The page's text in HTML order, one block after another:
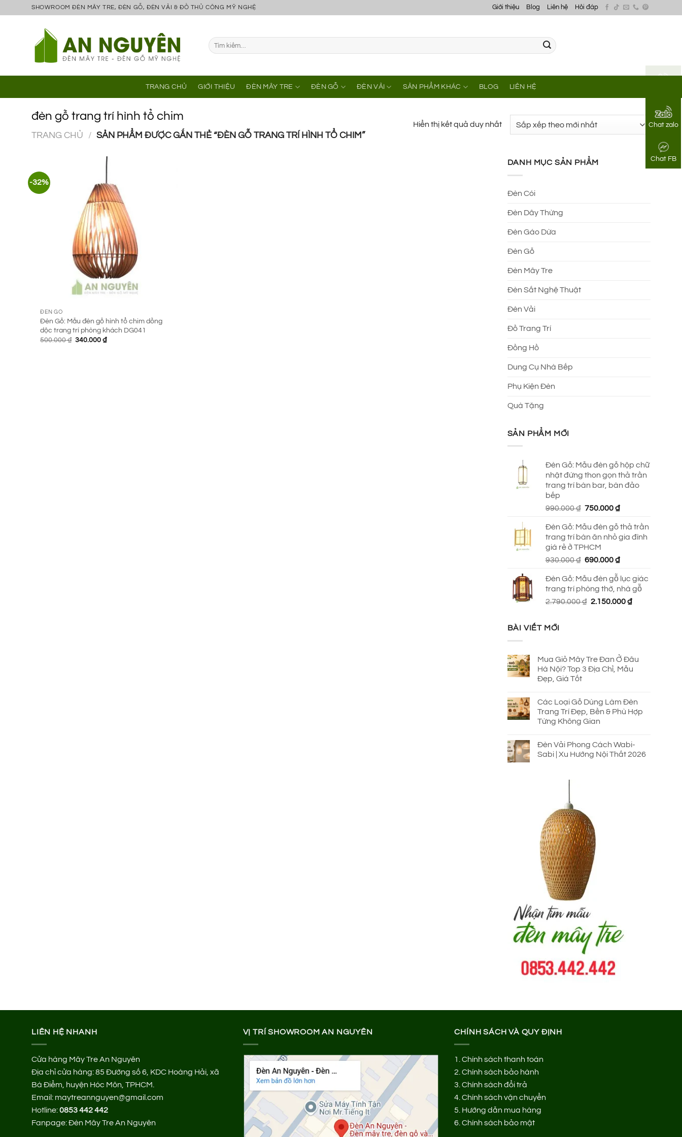
Chat zalo
Chat FB
SHOWROOM ĐÈN MÂY TRE, ĐÈN GỖ, ĐÈN VẢI & ĐỒ THỦ CÔNG MỸ NGHỆ Giới thiệu Blog Liên hệ Hỏi đáp
Tìm
kiếm:
TRANG CHỦ GIỚI THIỆU ĐÈN MÂY TRE ĐÈN GỖ ĐÈN VẢI SẢN PHẨM KHÁC BLOG LIÊN HỆ
đèn gỗ trang trí hình tổ chim
TRANG CHỦ / SẢN PHẨM ĐƯỢC GẮN THẺ “ĐÈN GỖ TRANG TRÍ HÌNH TỔ CHIM”
Hiển thị kết quả duy nhất
-32%
ĐÈN GỖ
Đèn Gỗ: Mẫu đèn gỗ hình tổ chim dồng
dộc trang trí phòng khách DG041
500.000₫ Giá
340.000₫Giá
DANH MỤC SẢN PHẨM
Đèn Cói
Đèn Dây Thừng
Đèn Gáo Dừa
Đèn Gỗ
Đèn Mây Tre
Đèn Sắt Nghệ Thuật
Đèn Vải
Đồ Trang Trí
Đồng Hồ
Dung Cụ Nhà Bếp
Phụ Kiện Đèn
Quà Tặng
SẢN PHẨM MỚI
Đèn Gỗ: Mẫu đèn gỗ hộp chữ
nhật đứng thon gọn thả trần
trang trí bàn bar, bàn đảo
bếp
990.000₫ Giá
là:
990.000 ₫.
750.000₫Giá
tại
là:
Đèn Gỗ: Mẫu đèn gỗ thả trần
trang trí bàn ăn nhỏ gia đình
giá rẻ ở TPHCM
930.000₫ Giá
là:
930.000 ₫.
690.000₫Giá
tại
là:
690.000 ₫.
Đèn Gỗ: Mẫu đèn gỗ lục giác
trang trí phòng thờ, nhà gỗ
2.790.000₫ Giá
2.150.000₫Giá
BÀI VIẾT MỚI
Mua Giỏ Mây Tre Đan Ở Đâu
Hà Nội? Top 3 Địa Chỉ, Mẫu
Đẹp, Giá Tốt
Các Loại Gỗ Dùng Làm Đèn
Trang Trí Đẹp, Bền & Phù Hợp
Từng Không Gian
Đèn Vải Phong Cách Wabi-
Sabi | Xu Hướng Nội Thất 2026
LIÊN HỆ NHANH
Cửa hàng Mây Tre An Nguyên
Địa chỉ cửa hàng:85 Đường số 6, KDC Hoàng Hải, xã
Bà Điểm, huyện Hóc Môn, TPHCM.
Email: maytreannguyen@gmail.com
Hotline:0853 442 442
Fanpage:Đèn Mây Tre An Nguyên
VỊ TRÍ SHOWROOM AN NGUYÊN CHÍNH SÁCH VÀ QUY ĐỊNH
1.Chính sách thanh toán
2.Chính sách bảo hành
3.Chính sách đổi trả
4.Chính sách vận chuyển
5. Hướng dẫn mua hàng
6.Chính sách bảo mật